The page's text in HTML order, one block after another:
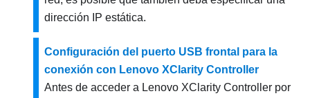
dirección IP estática.
Configuración del puerto USB frontal para la
conexión con Lenovo XClarity Controller
Antes de acceder a Lenovo XClarity Controller por